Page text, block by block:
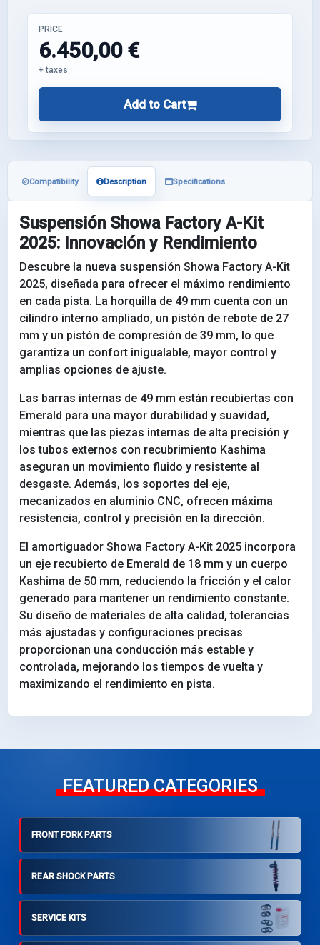
PRICE
6.450,00 €
+ taxes
Add to Cart
Compatibility Description Specifications
Suspensión Showa Factory A-Kit
2025: Innovación y Rendimiento
Descubre la nueva suspensión Showa Factory A-Kit
2025, diseñada para ofrecer el máximo rendimiento
en cada pista. La horquilla de 49 mm cuenta con un
cilindro interno ampliado, un pistón de rebote de 27
mm y un pistón de compresión de 39 mm, lo que
garantiza un confort inigualable, mayor control y
amplias opciones de ajuste.
Las barras internas de 49 mm están recubiertas con
Emerald para una mayor durabilidad y suavidad,
mientras que las piezas internas de alta precisión y
los tubos externos con recubrimiento Kashima
aseguran un movimiento fluido y resistente al
desgaste. Además, los soportes del eje,
mecanizados en aluminio CNC, ofrecen máxima
resistencia, control y precisión en la dirección.
El amortiguador Showa Factory A-Kit 2025 incorpora
un eje recubierto de Emerald de 18 mm y un cuerpo
Kashima de 50 mm, reduciendo la fricción y el calor
generado para mantener un rendimiento constante.
Su diseño de materiales de alta calidad, tolerancias
más ajustadas y configuraciones precisas
proporcionan una conducción más estable y
controlada, mejorando los tiempos de vuelta y
maximizando el rendimiento en pista.
FEATURED CATEGORIES
FRONT FORK PARTS
REAR SHOCK PARTS
SERVICE KITS